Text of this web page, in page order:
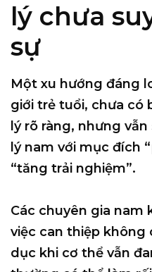
lý chưa
sự
Một xu hướng đáng
giới trẻ tuổi, chưa có
lý rõ ràng, nhưng
lý nam với mục đích
“tăng trải nghiệm”.
Các chuyên gia nam
việc can thiệp không
dục khi cơ thể vẫn